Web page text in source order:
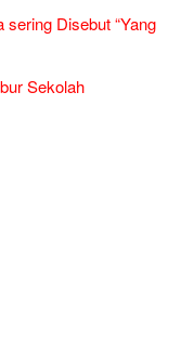
Disebut “Yang
Sekolah